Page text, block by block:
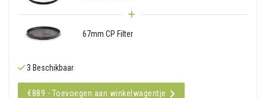
67mm CP Filter
3 Beschikbaar
€889 - Toevoegen aan winkelwagentje